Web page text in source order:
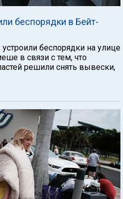
беспорядки в Бейт-
беспорядки на улице
в связи с тем, что
решили снять вывески,